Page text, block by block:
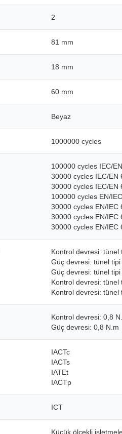
2
81 mm
18 mm
60 mm
Beyaz
1000000 cycles
100000 cycles IEC/
30000 cycles IEC/EN
30000 cycles IEC/EN
100000 cycles EN/
30000 cycles EN/IEC
30000 cycles EN/IEC
30000 cycles EN/IEC
Kontrol devresi: tünel
Güç devresi: tünel
Güç devresi: tünel
Kontrol devresi:
Kontrol devresi:
Kontrol devresi: 0,8
Güç devresi: 0,8 N.m
IACTc
IACTs
IATEt
IACTp
ICT
Küçük ölçekli